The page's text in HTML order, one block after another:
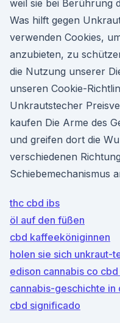
weil sie bei Berührung
Was hilft gegen
verwenden Cookies,
anzubieten, zu
die Nutzung unserer
unseren Cookie-
Unkrautstecher
kaufen Die Arme des
und greifen dort die
verschiedenen
Schiebemechanismus
thc cbd ibs
öl auf den füßen
cbd kaffeeköniginnen
holen sie sich unkraut-
edison cannabis co
cannabis-geschichte in
cbd significado